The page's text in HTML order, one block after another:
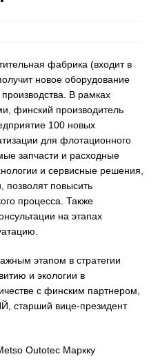
фабрика (входит в
новое оборудование
В рамках
финский производитель
100 новых
для флотационного
запчасти и расходные
и сервисные решения,
повысить
процесса. Также
на этапах
этапом в стратегии
и экологии в
с финским партнером,
старший вице-президент
Outotec Маркку